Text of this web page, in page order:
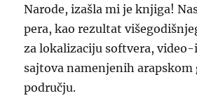
Narode, izašla mi je knjiga!
pera, kao rezultat
za lokalizaciju softvera,
sajtova namenjenih arapskom
području.